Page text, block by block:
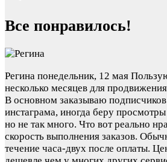
Все понравилось!
Регина понедельник, 12 мая
несколько месяцев для
В основном заказываю
инстаграма, иногда беру
но не так много. Что вот реально
скорость выполнения заказов.
течение часа-двух после оплаты.